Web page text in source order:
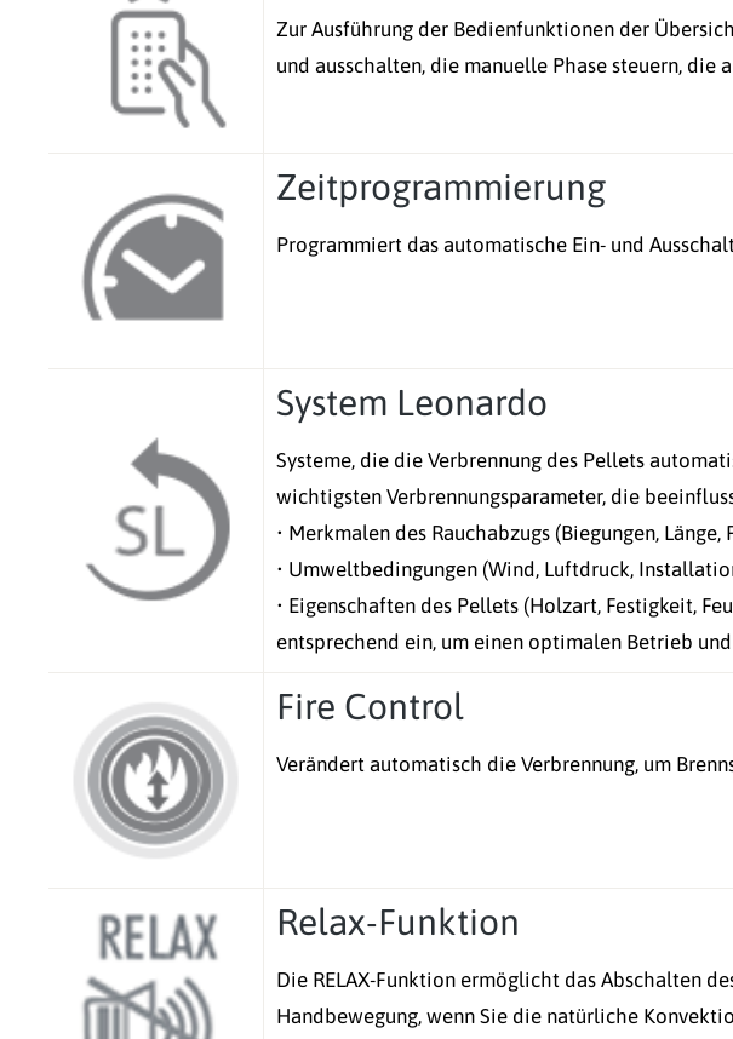
Zur Ausführung der Bedienfunktionen der
und ausschalten, die manuelle Phase steuern, die
Zeitprogrammierung
Programmiert das automatische Ein- und
System Leonardo
Systeme, die die Verbrennung des Pellets
wichtigsten Verbrennungsparameter, die
• Merkmalen des Rauchabzugs (Biegungen, Länge,
• Umweltbedingungen (Wind, Luftdruck,
• Eigenschaften des Pellets (Holzart, Festigkeit,
entsprechend ein, um einen optimalen Betrieb
Fire Control
Verändert automatisch die Verbrennung, um
Relax-Funktion
Die RELAX-Funktion ermöglicht das Abschalten
Handbewegung, wenn Sie die natürliche